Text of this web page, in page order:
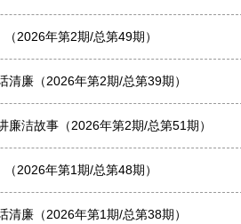
2026年第2期/总第49期）
清廉（2026年第2期/总第39期）
廉洁故事（2026年第2期/总第51期）
2026年第1期/总第48期）
清廉（2026年第1期/总第38期）